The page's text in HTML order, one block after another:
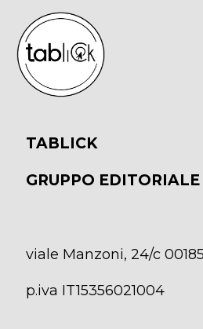
TABLICK
GRUPPO
viale Manzoni, 24/c
p.iva IT15356021004